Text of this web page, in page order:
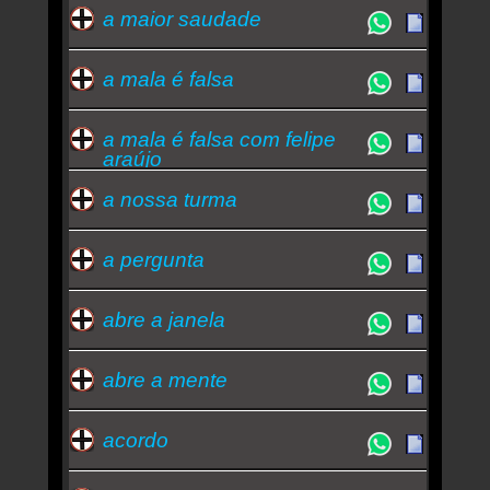
a maior saudade
a mala é falsa
a mala é falsa com felipe
araújo
a nossa turma
a pergunta
abre a janela
abre a mente
acordo